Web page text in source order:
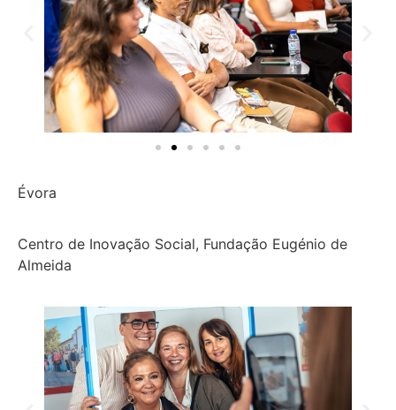
Évora
Centro de Inovação Social, Fundação Eugénio de
Almeida